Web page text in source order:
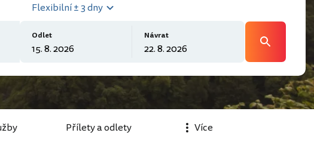
Flexibilní ± 3 dny
Odlet Návrat
Přílety a odlety Více